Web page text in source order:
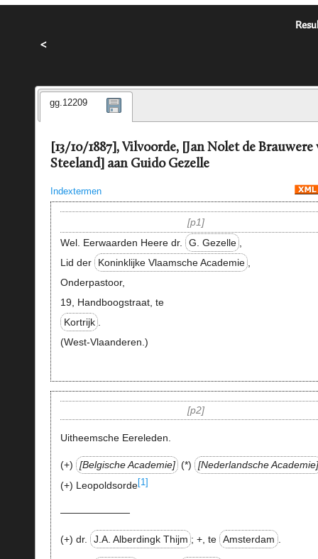
<
gg.12209
[13/10/1887], Vilvoorde, [Jan Nolet de Brauwere
Steeland] aan Guido Gezelle
Indextermen
p1
Wel. Eerwaarden Heere dr.
G. Gezelle
Lid der
Koninklijke Vlaamsche Academie
Onderpastoor,
19, Handboogstraat, te
Kortrijk
(West-Vlaanderen.)
p2
Uitheemsche Eereleden.
(+) Belgische Academie (*) Nederlandsche Academie
(+) Leopoldsorde[1]
———————
(+) dr. J.A. Alberdingk Thijm ;+ , te Amsterdam